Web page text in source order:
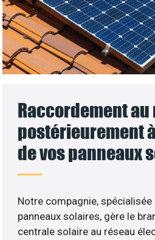
Raccordement au
postérieurement
de vos panneaux
Notre compagnie,
panneaux solaires, gère le
centrale solaire au réseau